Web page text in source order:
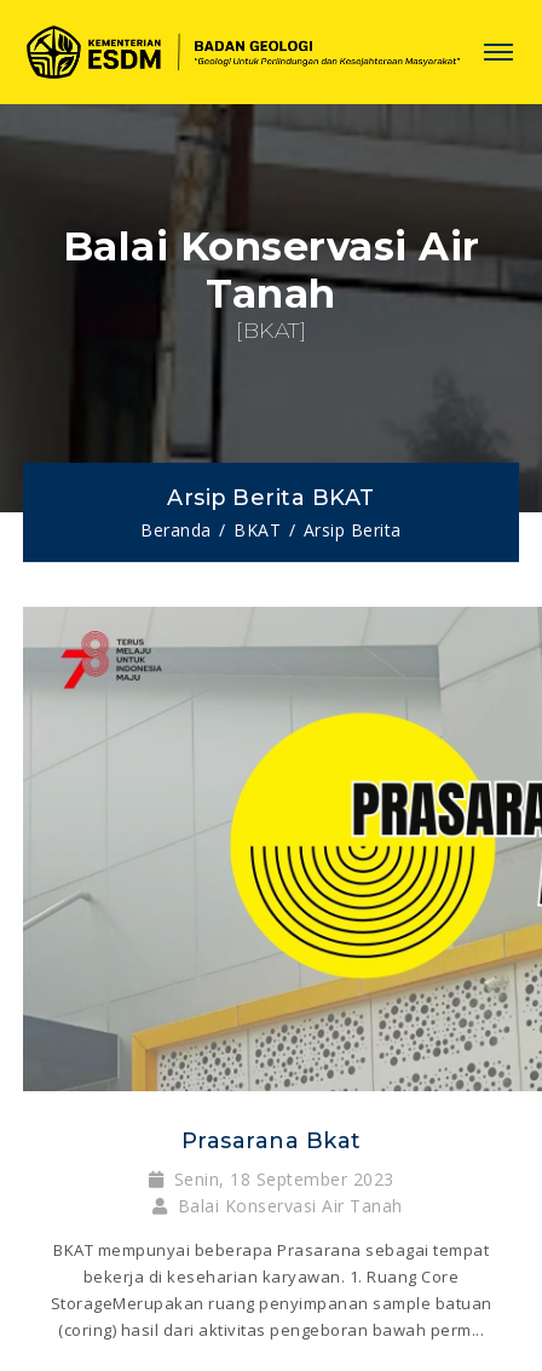
Balai Konservasi Air
Tanah
[BKAT]
Arsip Berita BKAT
Beranda BKAT Arsip Berita
Prasarana Bkat
Senin, 18 September 2023
Balai Konservasi Air Tanah
BKAT mempunyai beberapa Prasarana sebagai tempat
bekerja di keseharian karyawan. 1. Ruang Core
StorageMerupakan ruang penyimpanan sample batuan
(coring) hasil dari aktivitas pengeboran bawah perm...